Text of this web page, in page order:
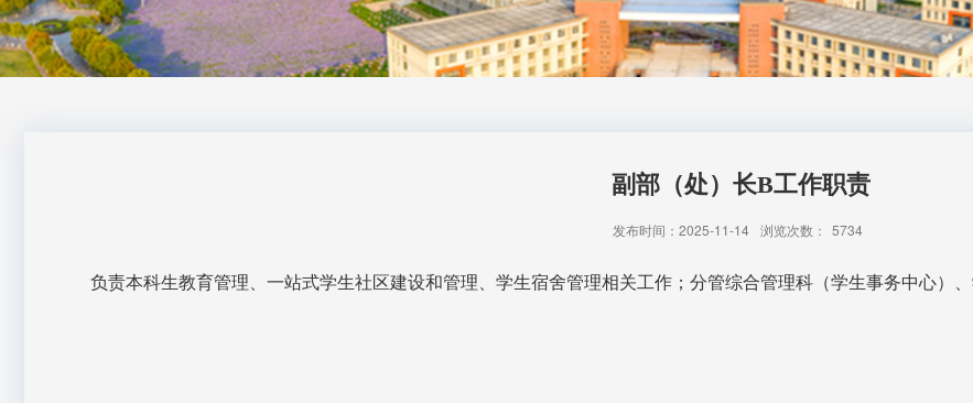
副部（处）长B工作职责
发布时间：2025-11-14 浏览次数： 5734
负责本科生教育管理、一站式学生社区建设和管理、学生宿舍管理相关工作；分管综合管理科（学生事务中心）